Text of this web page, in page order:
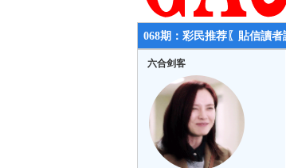
068期：彩民推荐〖貼信讀者
六合剑客